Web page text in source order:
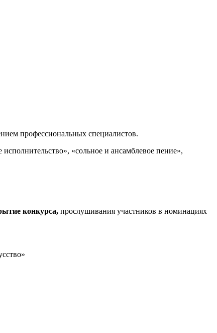
профессиональных специалистов.
исполнительство», «сольное и ансамблевое пение»,
конкурса, прослушивания участников в номинациях